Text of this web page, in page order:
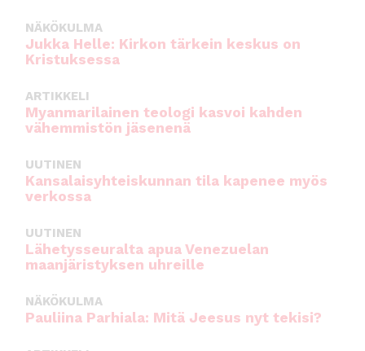
NÄKÖKULMA
Jukka Helle: Kirkon tärkein keskus on
Kristuksessa
ARTIKKELI
Myanmarilainen teologi kasvoi kahden
vähemmistön jäsenenä
UUTINEN
Kansalaisyhteiskunnan tila kapenee myös
verkossa
UUTINEN
Lähetysseuralta apua Venezuelan
maanjäristyksen uhreille
NÄKÖKULMA
Pauliina Parhiala: Mitä Jeesus nyt tekisi?